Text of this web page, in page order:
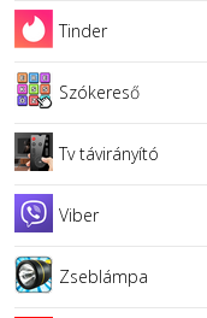
Tinder
Szókereső
Tv távirányító
Viber
Zseblámpa